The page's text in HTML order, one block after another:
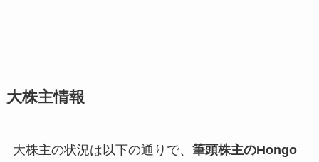
大株主情報
大株主の状況は以下の通りで、 筆頭株主のHongo